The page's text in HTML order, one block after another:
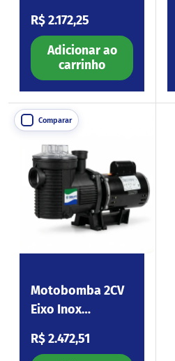
Eagle100.I3
Preço normal
R$ 2.172,25
Adicionar ao
carrinho
Comparar
Motobomba 2CV
Eixo Inox
Eagle200.I3
Preço normal
R$ 2.472,51